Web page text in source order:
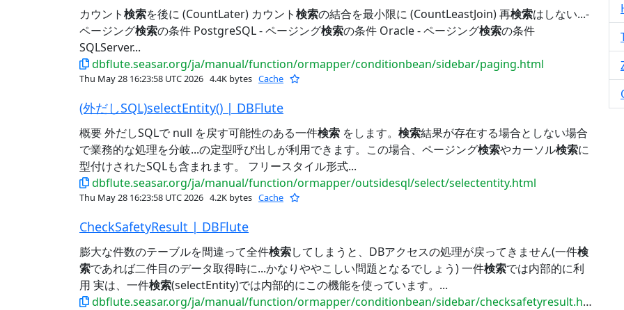
カウント検索を後に (CountLater) カウント検索の結合を最小限に (CountLeastJoin) 再検索はしない...-
ページング検索の条件 PostgreSQL - ページング検索の条件 Oracle - ページング検索の条件
SQLServer...
dbflute.seasar.org/ja/manual/function/ormapper/conditionbean/sidebar/paging.html
Thu May 28 16:23:58 UTC 2026 4.4K bytes Cache
(外だしSQL)selectEntity() | DBFlute
概要 外だしSQLで null を戻す可能性のある一件検索 をします。 検索結果が存在する場合としない場合
で業務的な処理を分岐...の定型呼び出しが利用できます。この場合、ページング検索やカーソル検索に
型付けされたSQLも含まれます。 フリースタイル形式...
dbflute.seasar.org/ja/manual/function/ormapper/outsidesql/select/selectentity.html
Thu May 28 16:23:58 UTC 2026 4.2K bytes Cache
CheckSafetyResult | DBFlute
膨大な件数のテーブルを間違って全件検索してしまうと、DBアクセスの処理が戻ってきません(一件検
索であれば二件目のデータ取得時に...かなりややこしい問題となるでしょう) 一件検索では内部的に利
用 実は、一件検索(selectEntity)では内部的にこの機能を使っています。...
dbflute.seasar.org/ja/manual/function/ormapper/conditionbean/sidebar/checksafetyresult.html